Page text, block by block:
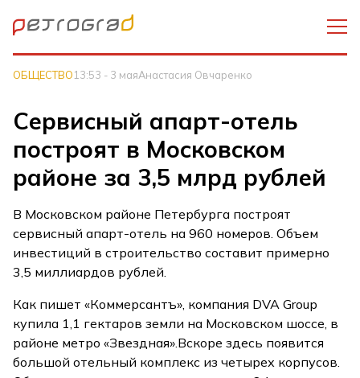
ОБЩЕСТВО13:53 - 3 маяАнастасия Овчаренко
Сервисный апарт-отель
построят в Московском
районе за 3,5 млрд рублей
В Московском районе Петербурга построят
сервисный апарт-отель на 960 номеров. Объем
инвестиций в строительство составит примерно
3,5 миллиардов рублей.
Как пишет «Коммерсантъ», компания DVA Group
купила 1,1 гектаров земли на Московском шоссе, в
районе метро «Звездная».Вскоре здесь появится
большой отельный комплекс из четырех корпусов.